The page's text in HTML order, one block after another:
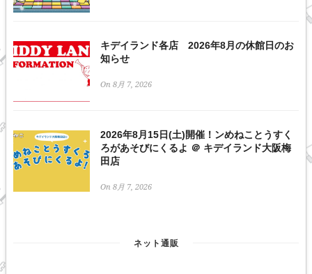
キデイランド各店 2026年8月の休館日のお
知らせ
On 8月 7, 2026
2026年8月15日(土)開催！ンめねことうすく
ろがあそびにくるよ ＠ キデイランド大阪梅
田店
On 8月 7, 2026
ネット通販